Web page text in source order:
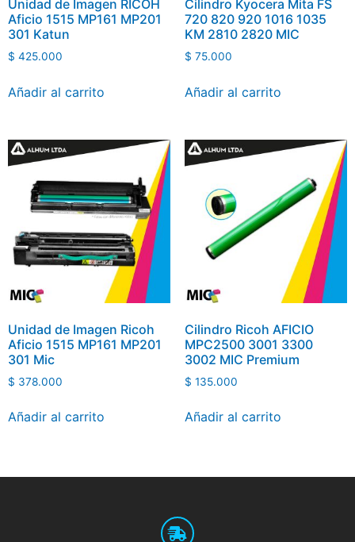
Unidad de Imagen RICOH
Aficio 1515 MP161 MP201
301 Katun
$ 425.000
Añadir al carrito
Cilindro Kyocera Mita FS
720 820 920 1016 1035
KM 2810 2820 MIC
$ 75.000
Añadir al carrito
Unidad de Imagen Ricoh
Aficio 1515 MP161 MP201
301 Mic
$ 378.000
Añadir al carrito
Cilindro Ricoh AFICIO
MPC2500 3001 3300
3002 MIC Premium
$ 135.000
Añadir al carrito